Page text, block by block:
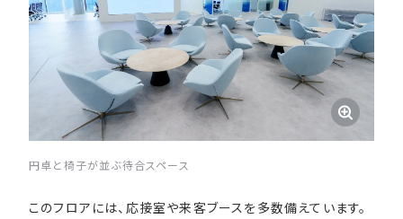
円卓と椅子が並ぶ待合スペース
このフロアには、応接室や来客ブースを多数備えています。